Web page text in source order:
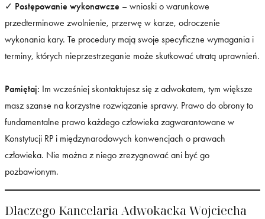
✓ Postępowanie wykonawcze – wnioski o warunkowe
przedterminowe zwolnienie, przerwę w karze, odroczenie
wykonania kary. Te procedury mają swoje specyficzne wymagania i
terminy, których nieprzestrzeganie może skutkować utratą uprawnień.
Pamiętaj: Im wcześniej skontaktujesz się z adwokatem, tym większe
masz szanse na korzystne rozwiązanie sprawy. Prawo do obrony to
fundamentalne prawo każdego człowieka zagwarantowane w
Konstytucji RP i międzynarodowych konwencjach o prawach
człowieka. Nie można z niego zrezygnować ani być go
pozbawionym.
Dlaczego Kancelaria Adwokacka Wojciecha